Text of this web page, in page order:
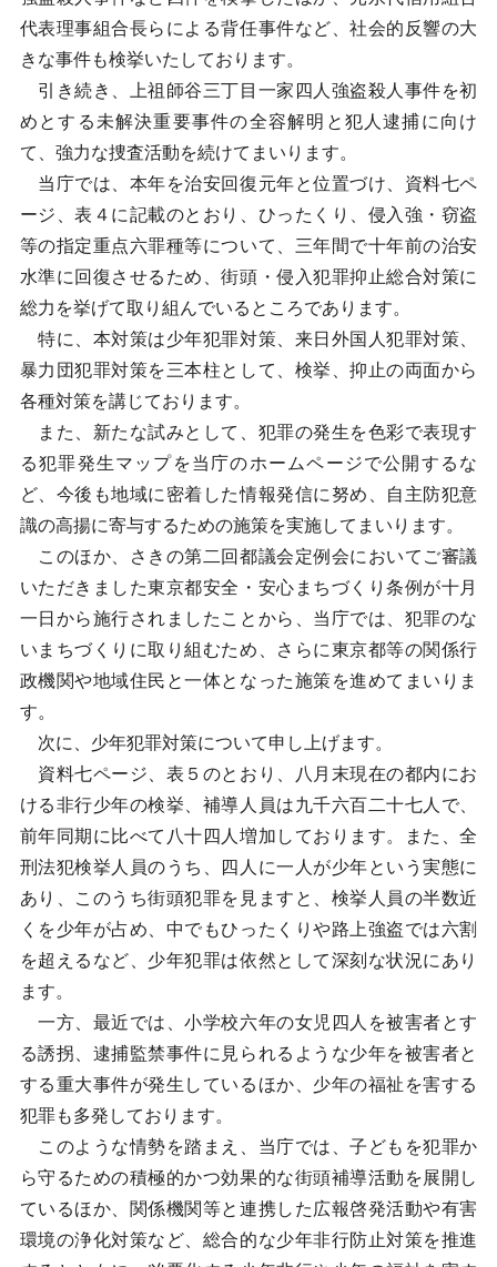
代表理事組合長らによる背任事件など、社会的反響の大
きな事件も検挙いたしております。
引き続き、上祖師谷三丁目一家四人強盗殺人事件を初
めとする未解決重要事件の全容解明と犯人逮捕に向け
て、強力な捜査活動を続けてまいります。
当庁では、本年を治安回復元年と位置づけ、資料七ペ
ージ、表４に記載のとおり、ひったくり、侵入強・窃盗
等の指定重点六罪種等について、三年間で十年前の治安
水準に回復させるため、街頭・侵入犯罪抑止総合対策に
総力を挙げて取り組んでいるところであります。
特に、本対策は少年犯罪対策、来日外国人犯罪対策、
暴力団犯罪対策を三本柱として、検挙、抑止の両面から
各種対策を講じております。
また、新たな試みとして、犯罪の発生を色彩で表現す
る犯罪発生マップを当庁のホームページで公開するな
ど、今後も地域に密着した情報発信に努め、自主防犯意
識の高揚に寄与するための施策を実施してまいります。
このほか、さきの第二回都議会定例会においてご審議
いただきました東京都安全・安心まちづくり条例が十月
一日から施行されましたことから、当庁では、犯罪のな
いまちづくりに取り組むため、さらに東京都等の関係行
政機関や地域住民と一体となった施策を進めてまいりま
す。
次に、少年犯罪対策について申し上げます。
資料七ページ、表５のとおり、八月末現在の都内にお
ける非行少年の検挙、補導人員は九千六百二十七人で、
前年同期に比べて八十四人増加しております。また、全
刑法犯検挙人員のうち、四人に一人が少年という実態に
あり、このうち街頭犯罪を見ますと、検挙人員の半数近
くを少年が占め、中でもひったくりや路上強盗では六割
を超えるなど、少年犯罪は依然として深刻な状況にあり
ます。
一方、最近では、小学校六年の女児四人を被害者とす
る誘拐、逮捕監禁事件に見られるような少年を被害者と
する重大事件が発生しているほか、少年の福祉を害する
犯罪も多発しております。
このような情勢を踏まえ、当庁では、子どもを犯罪か
ら守るための積極的かつ効果的な街頭補導活動を展開し
ているほか、関係機関等と連携した広報啓発活動や有害
環境の浄化対策など、総合的な少年非行防止対策を推進